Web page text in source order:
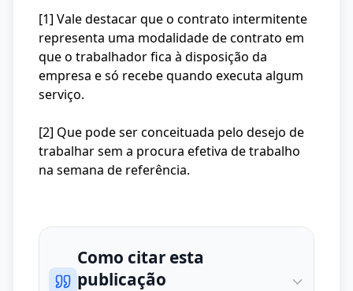
[1] Vale destacar que o contrato intermitente
representa uma modalidade de contrato em
que o trabalhador fica à disposição da
empresa e só recebe quando executa algum
serviço.
[2] Que pode ser conceituada pelo desejo de
trabalhar sem a procura efetiva de trabalho
na semana de referência.
Como citar esta
publicação